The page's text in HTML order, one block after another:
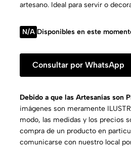
artesano. Ideal para servir o
N/A Disponibles en este
Consultar por WhatsApp
Debido a que las Artesanías son
imágenes son meramente
modo, las medidas y los precios
compra de un producto en
comunicarse con nuestro local